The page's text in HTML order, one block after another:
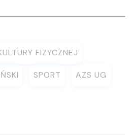
FIZYCZNEJ
SPORT AZS UG